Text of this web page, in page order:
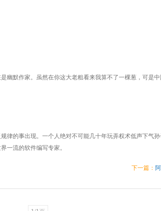
默作家。虽然在你这大老粗看来我算不了一棵葱，可是中
的事出现。一个人绝对不可能几十年玩弄权术低声下气孙
一流的软件编写专家。
下一篇：